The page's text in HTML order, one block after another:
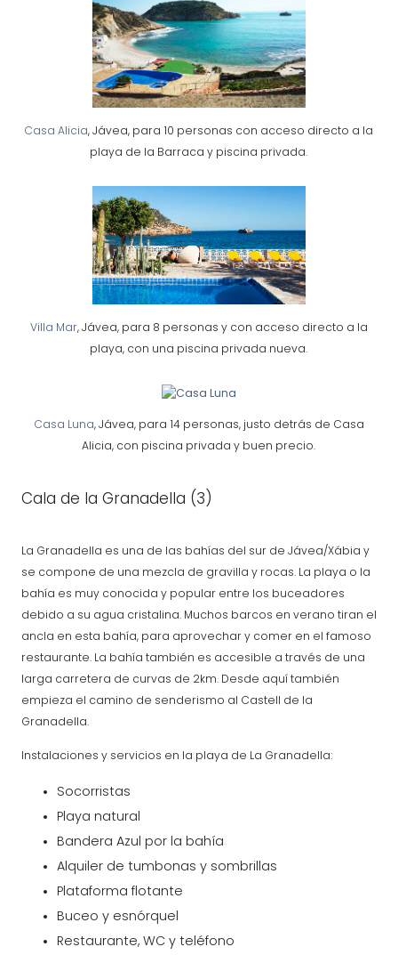
Casa Alicia, Jávea, para 10 personas con acceso directo a la
playa de la Barraca y piscina privada.
Villa Mar, Jávea, para 8 personas y con acceso directo a la
playa, con una piscina privada nueva.
Casa Luna, Jávea, para 14 personas, justo detrás de Casa
Alicia, con piscina privada y buen precio.
Cala de la Granadella (3)
La Granadella es una de las bahías del sur de Jávea/Xábia y
se compone de una mezcla de gravilla y rocas. La playa o la
bahía es muy conocida y popular entre los buceadores
debido a su agua cristalina. Muchos barcos en verano tiran el
ancla en esta bahía, para aprovechar y comer en el famoso
restaurante. La bahía también es accesible a través de una
larga carretera de curvas de 2km. Desde aquí también
empieza el camino de senderismo al Castell de la
Granadella.
Instalaciones y servicios en la playa de La Granadella:
Socorristas
Playa natural
Bandera Azul por la bahía
Alquiler de tumbonas y sombrillas
Plataforma flotante
Buceo y esnórquel
Restaurante, WC y teléfono